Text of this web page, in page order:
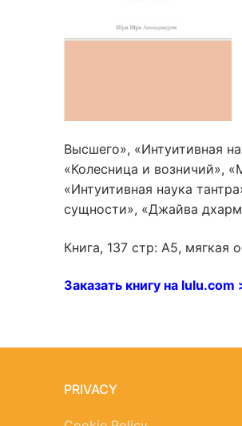
Высшего», «Интуитивная
«Колесница и возничий»,
«Интуитивная наука
сущности», «Джайва
Книга, 137 стр: A5, мягкая
Заказать книгу на lulu.com
PRIVACY